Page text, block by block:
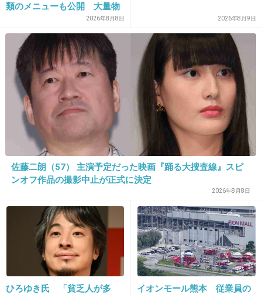
イベントに行ったのが問題じゃなくて
撮られすぎだったことが問題なんでしょ？
-1
26. 匿名 2016/06/26(日) 20:37:47
それ取っちゃうともう何も残らないような….
ガチオタならしょうがないよね
+216 -4
28. 匿名2016/06/26(日) 20:39:18
類のメニューも公開 大量物
2026年8月8日 2026年8月9日
佐藤二朗（57） 主演予定だった映画『踊る大捜査線』スピ
ンオフ作品の撮影中止が正式に決定
2026年8月8日
ひろゆき氏 「貧乏人が多
イオンモール熊本 従業員の